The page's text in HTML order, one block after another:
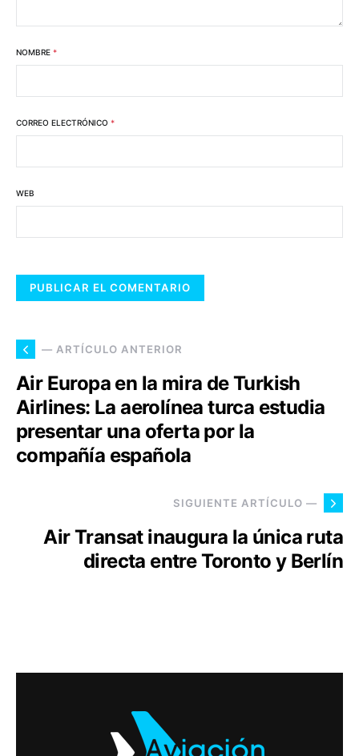
NOMBRE *
CORREO ELECTRÓNICO *
WEB
— ARTÍCULO ANTERIOR
Air Europa en la mira de Turkish
Airlines: La aerolínea turca estudia
presentar una oferta por la
compañía española
SIGUIENTE ARTÍCULO —
Air Transat inaugura la única ruta
directa entre Toronto y Berlín